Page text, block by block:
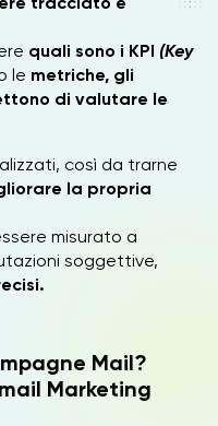
quali sono i KPI (Key
le metriche, gli
di valutare le
così da trarne
la propria
misurato a
soggettive,
Mail?
Marketing